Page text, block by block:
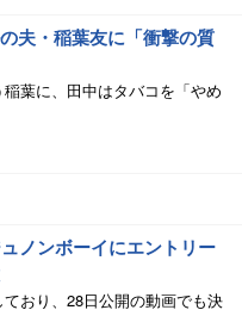
夫・稲葉友に「衝撃の質
葉に、田中はタバコを「やめ
ノンボーイにエントリー
ており、28日公開の動画でも決